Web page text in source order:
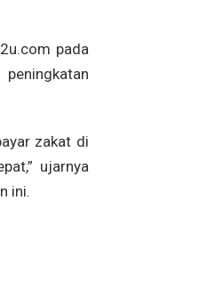
pada
zakat di
ujarnya
ini.